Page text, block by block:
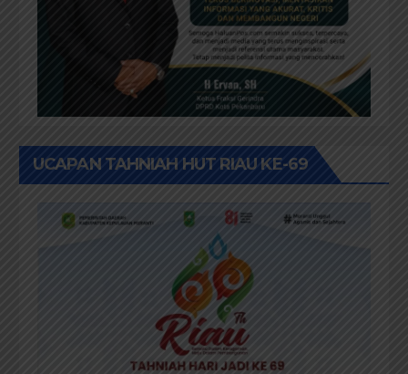
UCAPAN TAHNIAH HUT RIAU KE-69